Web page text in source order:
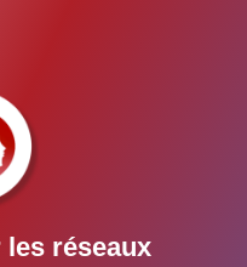
réseaux